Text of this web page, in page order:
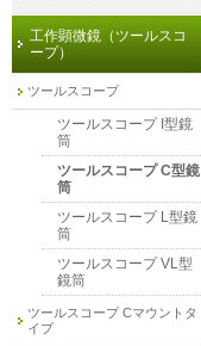
工作顕微鏡（ツールスコ
ープ）
ツールスコープ
ツールスコープ I型鏡
筒
ツールスコープ C型鏡
筒
ツールスコープ L型鏡
筒
ツールスコープ VL型
鏡筒
ツールスコープ Cマウントタ
イプ